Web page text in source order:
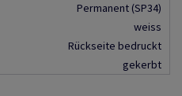
Permanent (SP34)
weiss
Rückseite bedruckt
gekerbt